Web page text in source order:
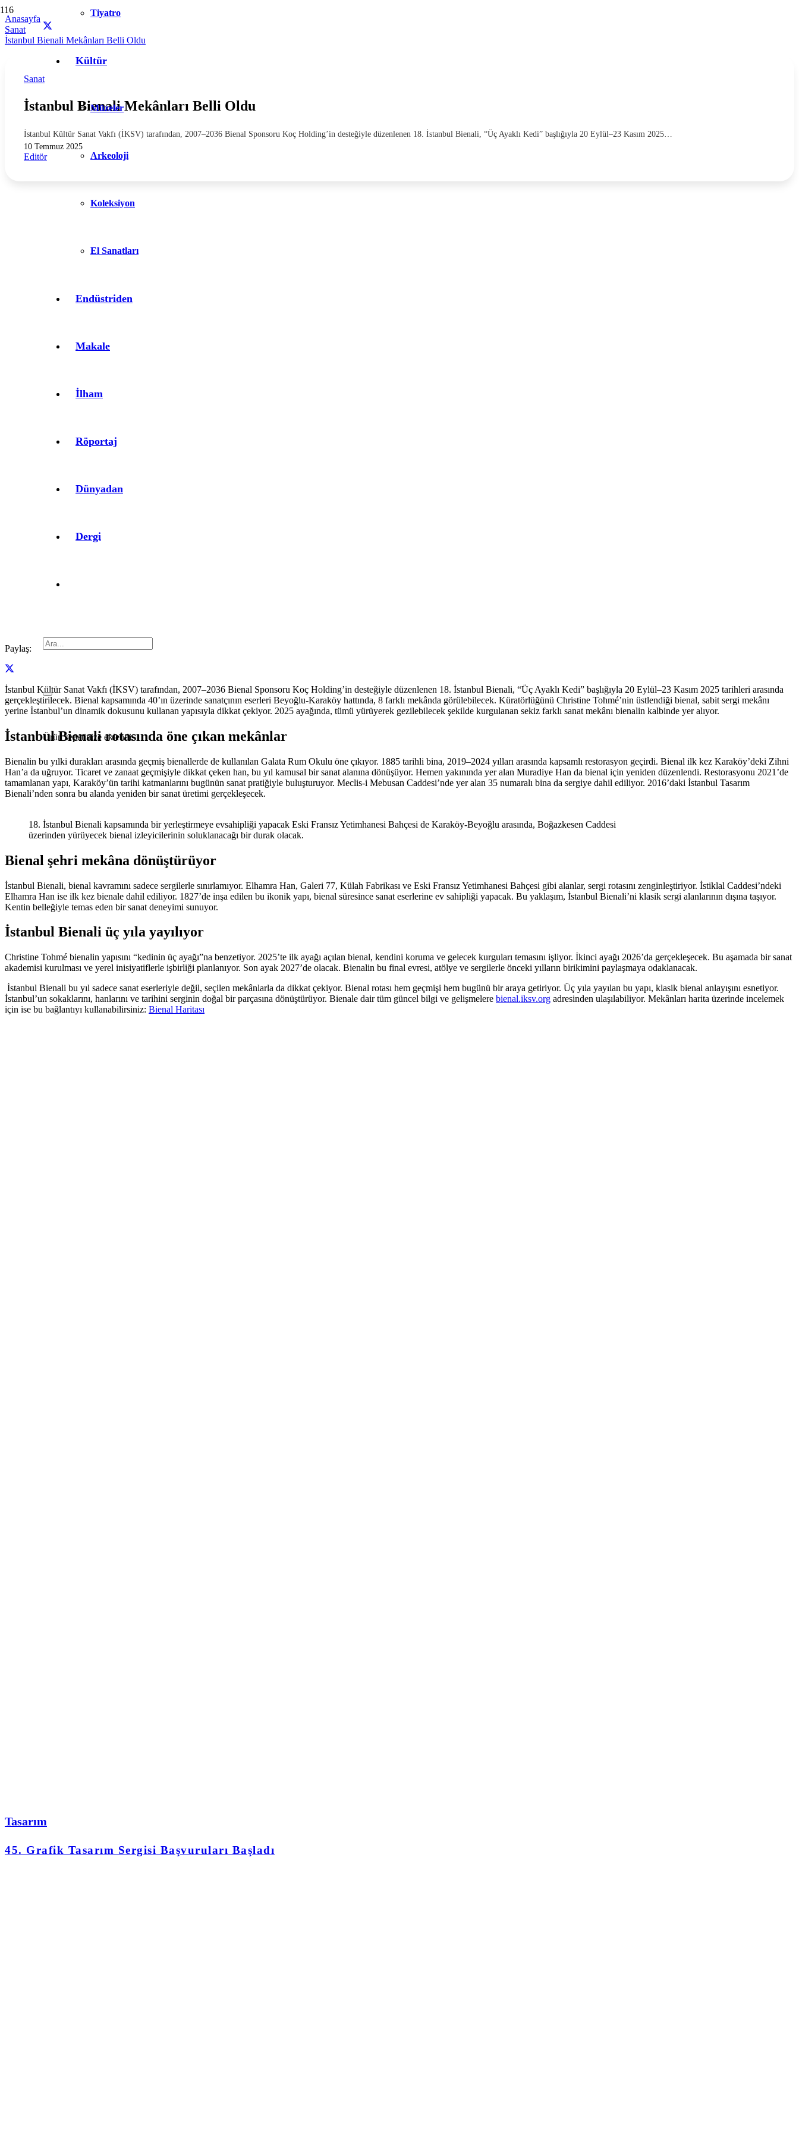
Tiyatro
Kültür
Müzeler
Arkeoloji
Koleksiyon
El Sanatları
Endüstriden
Makale
İlham
Röportaj
Dünyadan
Dergi
Ürünsepetinize eklendi.
Anasayfa
Sanat
İstanbul Bienali Mekânları Belli Oldu
Sanat
İstanbul Bienali Mekânları Belli Oldu
İstanbul Kültür Sanat Vakfı (İKSV) tarafından, 2007–2036 Bienal Sponsoru Koç Holding’in desteğiyle düzenlenen 18. İstanbul Bienali, “Üç Ayaklı Kedi” başlığıyla 20 Eylül–23 Kasım 2025…
10 Temmuz 2025
Editör
Paylaş:
İstanbul Kültür Sanat Vakfı (İKSV) tarafından, 2007–2036 Bienal Sponsoru Koç Holding’in desteğiyle düzenlenen 18. İstanbul Bienali, “Üç Ayaklı Kedi” başlığıyla 20 Eylül–23 Kasım 2025 tarihleri arasında
gerçekleştirilecek. Bienal kapsamında 40’ın üzerinde sanatçının eserleri Beyoğlu-Karaköy hattında, 8 farklı mekânda görülebilecek. Küratörlüğünü Christine Tohmé’nin üstlendiği bienal, sabit sergi mekânı
yerine İstanbul’un dinamik dokusunu kullanan yapısıyla dikkat çekiyor. 2025 ayağında, tümü yürüyerek gezilebilecek şekilde kurgulanan sekiz farklı sanat mekânı bienalin kalbinde yer alıyor.
İstanbul Bienali rotasında öne çıkan mekânlar
Bienalin bu yılki durakları arasında geçmiş bienallerde de kullanılan Galata Rum Okulu öne çıkıyor. 1885 tarihli bina, 2019–2024 yılları arasında kapsamlı restorasyon geçirdi. Bienal ilk kez Karaköy’deki Zihni
Han’a da uğruyor. Ticaret ve zanaat geçmişiyle dikkat çeken han, bu yıl kamusal bir sanat alanına dönüşüyor. Hemen yakınında yer alan Muradiye Han da bienal için yeniden düzenlendi. Restorasyonu 2021’de
tamamlanan yapı, Karaköy’ün tarihi katmanlarını bugünün sanat pratiğiyle buluşturuyor. Meclis-i Mebusan Caddesi’nde yer alan 35 numaralı bina da sergiye dahil ediliyor. 2016’daki İstanbul Tasarım
Bienali’nden sonra bu alanda yeniden bir sanat üretimi gerçekleşecek.
18. İstanbul Bienali kapsamında bir yerleştirmeye evsahipliği yapacak Eski Fransız Yetimhanesi Bahçesi de Karaköy-Beyoğlu arasında, Boğazkesen Caddesi
üzerinden yürüyecek bienal izleyicilerinin soluklanacağı bir durak olacak.
Bienal şehri mekâna dönüştürüyor
İstanbul Bienali, bienal kavramını sadece sergilerle sınırlamıyor. Elhamra Han, Galeri 77, Külah Fabrikası ve Eski Fransız Yetimhanesi Bahçesi gibi alanlar, sergi rotasını zenginleştiriyor. İstiklal Caddesi’ndeki
Elhamra Han ise ilk kez bienale dahil ediliyor. 1827’de inşa edilen bu ikonik yapı, bienal süresince sanat eserlerine ev sahipliği yapacak. Bu yaklaşım, İstanbul Bienali’ni klasik sergi alanlarının dışına taşıyor.
Kentin belleğiyle temas eden bir sanat deneyimi sunuyor.
İstanbul Bienali üç yıla yayılıyor
Christine Tohmé bienalin yapısını “kedinin üç ayağı”na benzetiyor. 2025’te ilk ayağı açılan bienal, kendini koruma ve gelecek kurguları temasını işliyor. İkinci ayağı 2026’da gerçekleşecek. Bu aşamada bir sanat
akademisi kurulması ve yerel inisiyatiflerle işbirliği planlanıyor. Son ayak 2027’de olacak. Bienalin bu final evresi, atölye ve sergilerle önceki yılların birikimini paylaşmaya odaklanacak.
İstanbul Bienali bu yıl sadece sanat eserleriyle değil, seçilen mekânlarla da dikkat çekiyor. Bienal rotası hem geçmişi hem bugünü bir araya getiriyor. Üç yıla yayılan bu yapı, klasik bienal anlayışını esnetiyor.
İstanbul’un sokaklarını, hanlarını ve tarihini serginin doğal bir parçasına dönüştürüyor. Bienale dair tüm güncel bilgi ve gelişmelere bienal.iksv.org adresinden ulaşılabiliyor. Mekânları harita üzerinde incelemek
için ise bu bağlantıyı kullanabilirsiniz: Bienal Haritası
Tasarım
45. Grafik Tasarım Sergisi Başvuruları Başladı